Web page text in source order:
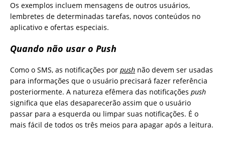
Os exemplos incluem mensagens de outros usuários,
lembretes de determinadas tarefas, novos conteúdos no
aplicativo e ofertas especiais.
Quando não usar o Push
Como o SMS, as notificações por push não devem ser usadas
para informações que o usuário precisará fazer referência
posteriormente. A natureza efêmera das notificações push
significa que elas desaparecerão assim que o usuário
passar para a esquerda ou limpar suas notificações. É o
mais fácil de todos os três meios para apagar após a leitura.